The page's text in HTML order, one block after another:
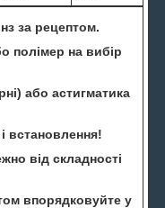
за рецептом.
полімер на вибір
або астигматика
встановлення!
від складності
впорядковуйте у